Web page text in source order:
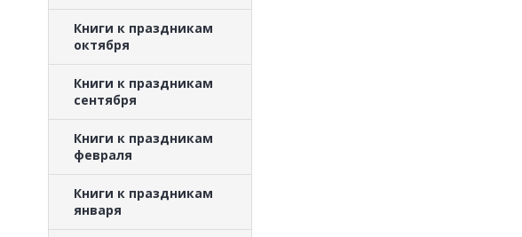
Книги к праздникам
октября
Книги к праздникам
сентября
Книги к праздникам
февраля
Книги к праздникам
января